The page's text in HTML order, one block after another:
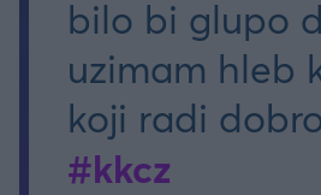
bilo bi glupo
uzimam hleb
koji radi
#kkcz